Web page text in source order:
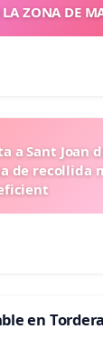
ZONA DE
a Sant Joan
de recollida
en